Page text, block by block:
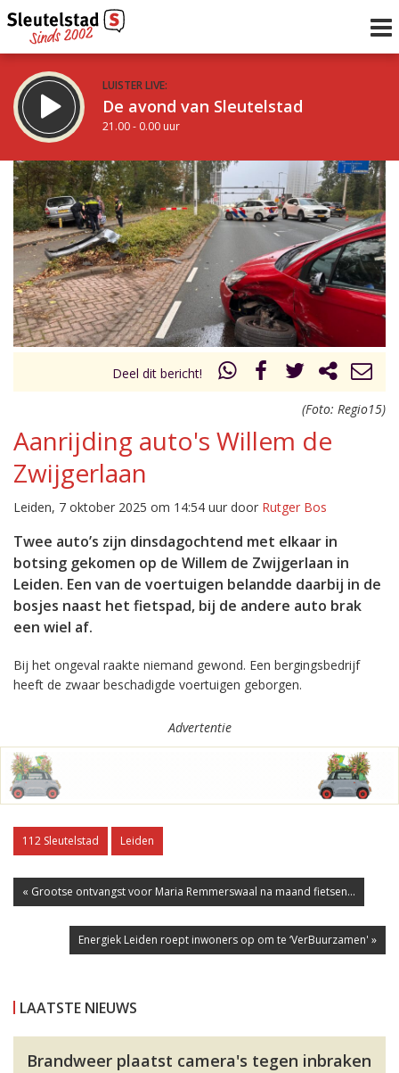
LUISTER LIVE:
De avond van Sleutelstad
21.00 - 0.00 uur
STRAKS:
De nacht van Sleutelstad
0.00 - 6.00 uur
Vorig uur
uur 1 van 0 Volgend uur
Inklappen
Deel dit bericht!
(Foto: Regio15)
Aanrijding auto's Willem de
Zwijgerlaan
Leiden, 7 oktober 2025 om 14:54 uur door Rutger Bos
Twee auto’s zijn dinsdagochtend met elkaar in
botsing gekomen op de Willem de Zwijgerlaan in
Leiden. Een van de voertuigen belandde daarbij in de
bosjes naast het fietspad, bij de andere auto brak
een wiel af.
Bij het ongeval raakte niemand gewond. Een bergingsbedrijf
heeft de zwaar beschadigde voertuigen geborgen.
Advertentie
112 Sleutelstad Leiden
« Grootse ontvangst voor Maria Remmerswaal na maand fietsen...
Energiek Leiden roept inwoners op om te ‘VerBuurzamen' »
LAATSTE NIEUWS
Brandweer plaatst camera's tegen inbraken